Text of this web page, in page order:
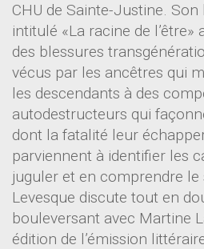
CHU de Sainte-Justine.
intitulé «La racine de
des blessures
vécus par les ancêtres qui
les descendants à des
autodestructeurs qui
dont la fatalité leur
parviennent à identifier les
juguler et en comprendre le
Levesque discute tout en
bouleversant avec Martine
édition de l’émission